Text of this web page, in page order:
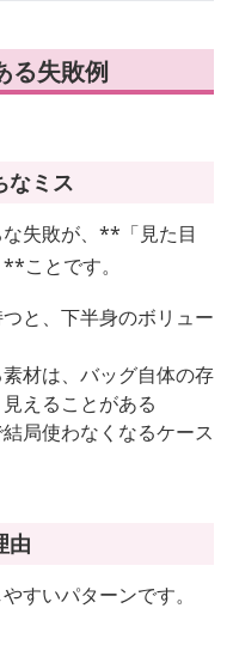
る失敗例
なミス
失敗が、**「見た目
ことです。
と、下半身のボリュー
材は、バッグ自体の存
えることがある
局使わなくなるケース
由
すいパターンです。